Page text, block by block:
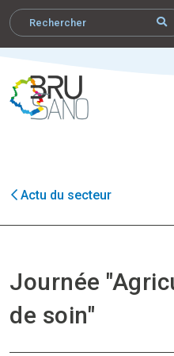
Actu du secteur
Journée
de soin"